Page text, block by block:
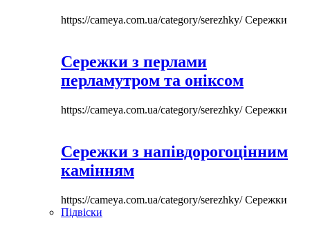
https://cameya.com.ua/category/serezhky/Сережки
Сережки з перлами
перламутром та оніксом
https://cameya.com.ua/category/serezhky/Сережки
Сережки з напівдорогоцінним
камінням
https://cameya.com.ua/category/serezhky/Сережки
Підвіски